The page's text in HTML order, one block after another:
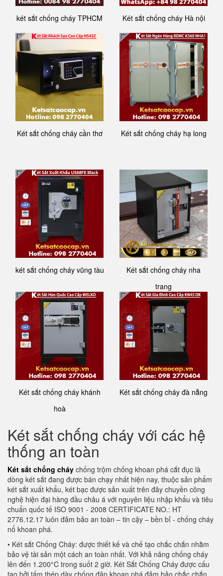
két sắt chống cháy TPHCM Két sắt chống cháy Hà nội
Két sắt chống cháy cần thơ Két sắt chống cháy hạ long
két sắt chống cháy vũng tàu
Két sắt chống cháy nha
trang
Két sắt chống cháy khánh
hoà
Két sắt chống cháy đà nẵng
Két sắt chống cháy với các hệ
thống an toàn
Két sắt chống cháy chống trộm chống khoan phá cắt đục là
dòng két sắt đang được bán chạy nhất hiện nay, thuộc sản phẩm
két sắt xuất khẩu, két bạc được sản xuất trên đây chuyền công
nghệ hiện đại hàng đầu châu á với nguyên liệu nhập khẩu và tiêu
chuẩn quốc tế ISO 9001 - 2008 CERTIFICATE NO.: HT
2776.12.17 luôn đảm bảo an toàn – tin cậy – bền bỉ - chống cháy
nổ khoan phá.
• Két sắt Chống Cháy: được thiết kế và chế tạo chắc chắn nhằm
bảo vệ tài sản một cách an toàn nhất. Với khả năng chống cháy
lên đến 1.200°C trong suốt 2 giờ. Két Sắt Chống Cháy được cấu
tạo bởi tấm thép dày chống đập khoan phá đảm bảo chắc chắn,